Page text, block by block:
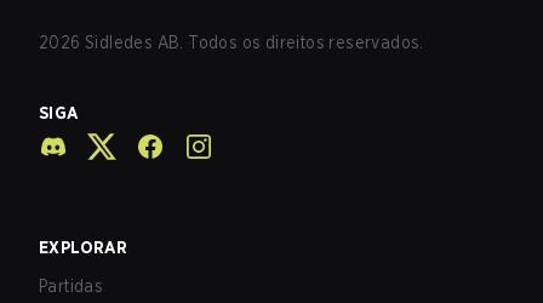
2026 Sidledes AB. Todos os direitos reservados.
SIGA
EXPLORAR
Partidas